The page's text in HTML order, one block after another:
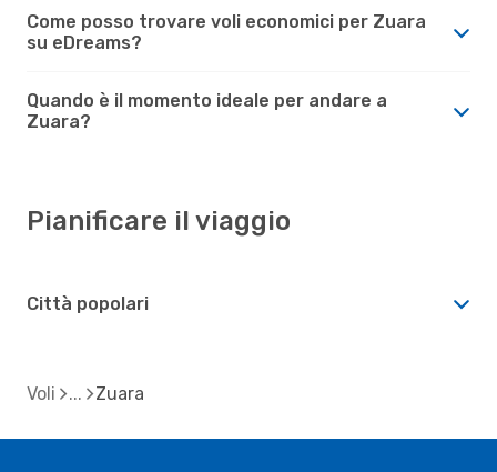
Come posso trovare voli economici per Zuara
su eDreams?
Quando è il momento ideale per andare a
Zuara?
Pianificare il viaggio
Città popolari
Voli Zuara